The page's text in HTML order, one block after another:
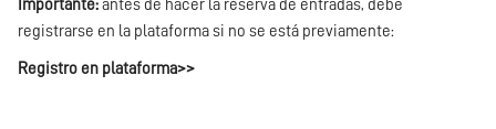
Importante: antes de hacer la reserva de entradas, debe
registrarse en la plataforma si no se está previamente:
Registro en plataforma>>